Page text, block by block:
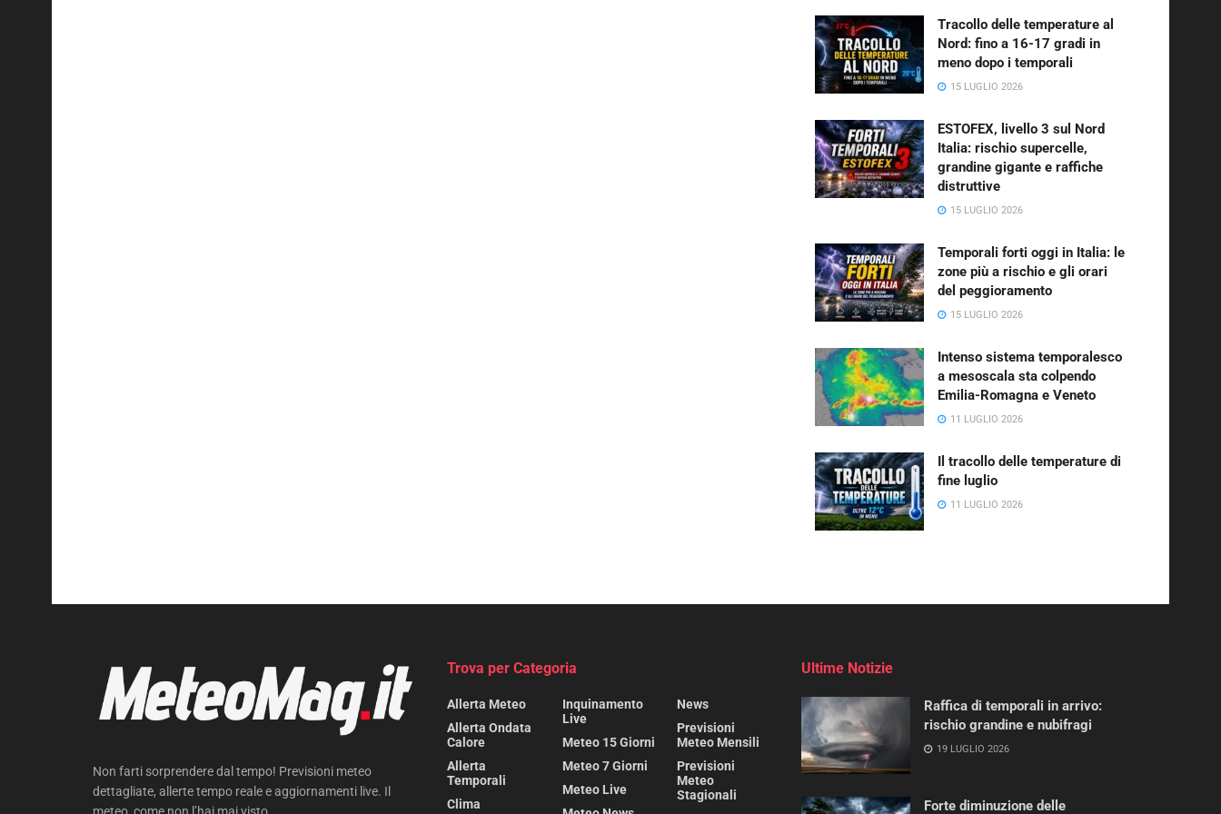
Tracollo delle temperature al
Nord: fino a 16-17 gradi in
meno dopo i temporali
15 LUGLIO 2026
ESTOFEX, livello 3 sul Nord
Italia: rischio supercelle,
grandine gigante e raffiche
distruttive
15 LUGLIO 2026
Temporali forti oggi in Italia: le
zone più a rischio e gli orari
del peggioramento
15 LUGLIO 2026
Intenso sistema temporalesco
a mesoscala sta colpendo
Emilia-Romagna e Veneto
11 LUGLIO 2026
Il tracollo delle temperature di
fine luglio
11 LUGLIO 2026
Non farti sorprendere dal tempo! Previsioni meteo
dettagliate, allerte tempo reale e aggiornamenti live. Il
meteo, come non l’hai mai visto.
Trova per Categoria
Allerta Meteo
Allerta Ondata
Calore
Allerta
Temporali
Clima
Inquinamento
Live
Meteo 15 Giorni
Meteo 7 Giorni
Meteo Live
News
Previsioni
Meteo Mensili
Previsioni
Meteo
Stagionali
Ultime Notizie
Raffica di temporali in arrivo:
rischio grandine e nubifragi
19 LUGLIO 2026
Forte diminuzione delle